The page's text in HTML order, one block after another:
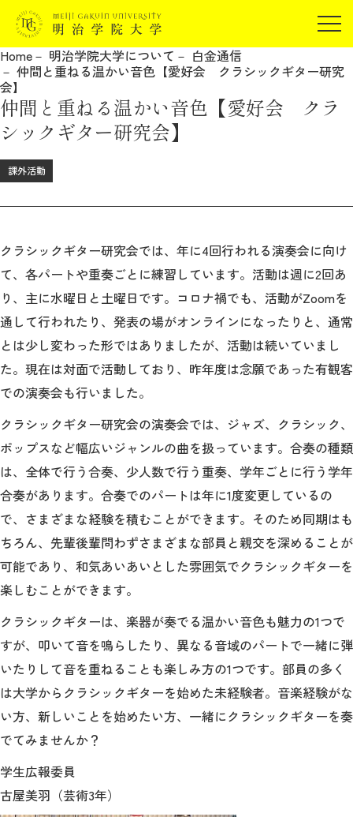
在学生の方
保証人の方
企業・研究者の方
報道関係の方
JP EN
報道関係の方
明治学院大学について
教育
研究
学生生活
留学・国際交流
キャリア
ボランティア
生涯学習・社会連携
入試情報サイト
2026年9月入学者向け 新入生サイト
Home 明治学院大学について
白金通信
仲間と重ねる温かい音色【愛好会 クラシックギター研究
会】
仲間と重ねる温かい音色【愛好会 クラ
シックギター研究会】
課外活動
クラシックギター研究会では、年に4回行われる演奏会に向け
て、各パートや重奏ごとに練習しています。活動は週に2回あ
り、主に水曜日と土曜日です。コロナ禍でも、活動がZoomを
通して行われたり、発表の場がオンラインになったりと、通常
とは少し変わった形ではありましたが、活動は続いていまし
た。現在は対面で活動しており、昨年度は念願であった有観客
での演奏会も行いました。
クラシックギター研究会の演奏会では、ジャズ、クラシック、
ポップスなど幅広いジャンルの曲を扱っています。合奏の種類
は、全体で行う合奏、少人数で行う重奏、学年ごとに行う学年
合奏があります。合奏でのパートは年に1度変更しているの
で、さまざまな経験を積むことができます。そのため同期はも
ちろん、先輩後輩問わずさまざまな部員と親交を深めることが
可能であり、和気あいあいとした雰囲気でクラシックギターを
楽しむことができます。
クラシックギターは、楽器が奏でる温かい音色も魅力の1つで
すが、叩いて音を鳴らしたり、異なる音域のパートで一緒に弾
いたりして音を重ねることも楽しみ方の1つです。部員の多く
は大学からクラシックギターを始めた未経験者。音楽経験がな
い方、新しいことを始めたい方、一緒にクラシックギターを奏
でてみませんか？
学生広報委員
古屋美羽（芸術3年）